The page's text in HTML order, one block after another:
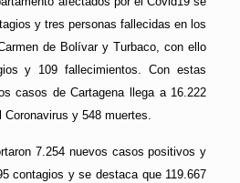
y tres personas fallecidas en los
de Bolívar y Turbaco, con ello
y 109 fallecimientos. Con estas
casos de Cartagena llega a 16.222
y 548 muertes.
7.254 nuevos casos positivos y
contagios y se destaca que 119.667